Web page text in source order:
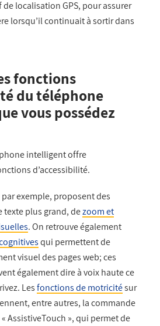
localisation GPS, pour assurer
lorsqu’il continuait à sortir dans
fonctions
du téléphone
vous possédez
intelligent offre
d’accessibilité.
par exemple, proposent des
plus grand, dezoom et
. On retrouve également
qui permettent de
visuel des pages web; ces
également dire à voix haute ce
Lesfonctions de motricitésur
entre autres, la commande
AssistiveTouch », qui permet de